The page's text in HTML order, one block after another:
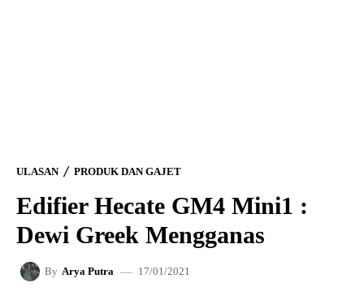
ULASAN PRODUK DAN GAJET
Edifier Hecate GM4 Mini1 :
Dewi Greek Mengganas
By Arya Putra 17/01/2021